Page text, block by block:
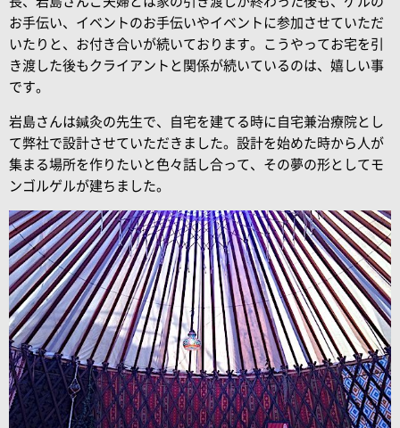
お手伝い、イベントのお手伝いやイベントに参加させていただ
いたりと、お付き合いが続いております。こうやってお宅を引
き渡した後もクライアントと関係が続いているのは、嬉しい事
です。
岩島さんは鍼灸の先生で、自宅を建てる時に自宅兼治療院とし
て弊社で設計させていただきました。設計を始めた時から人が
集まる場所を作りたいと色々話し合って、その夢の形としてモ
ンゴルゲルが建ちました。